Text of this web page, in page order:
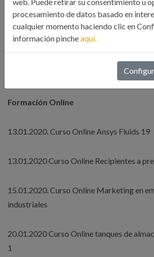
PRÓXIMOS EVENTOS
Formación Online
13.01.2020. Curso Online Ansys Fluids 19
13.01.2020 Curso Online Recipientes a
15.01.2020. Curso Online Marketing en
industriales
20.01.2020 Curso Online tanques de
1
procesamiento de datos basado en
cualquier momento haciendo clic en
información pincheaquí.